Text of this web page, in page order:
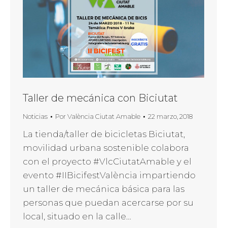
Taller de mecánica con Biciutat
Noticias PorValència Ciutat Amable 22 marzo, 2018
La tienda/taller de bicicletas Biciutat,
movilidad urbana sostenible colabora
con el proyecto #VlcCiutatAmable y el
evento #IIBicifestValència impartiendo
un taller de mecánica básica para las
personas que puedan acercarse por su
local, situado en la calle…